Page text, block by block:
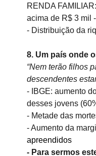
RENDA
acima de R$ 3 mil
- Distribuição da
8. Um país onde
“Nem terão filhos
descendentes
- IBGE: aumento
desses jovens
- Metade das
- Aumento da
apreendidos
- Para sermos